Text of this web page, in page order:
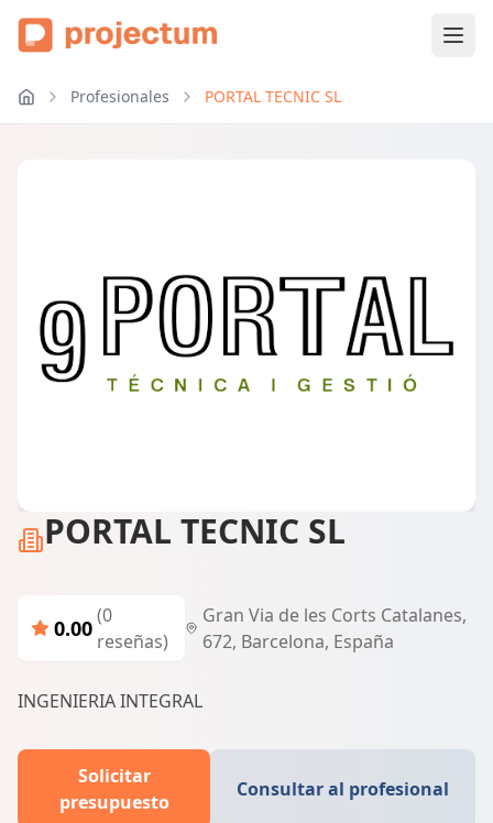
Profesionales PORTAL TECNIC SL
PORTAL TECNIC SL
0.00 (0
reseñas)
Gran Via de les Corts Catalanes,
672, Barcelona, España
INGENIERIA INTEGRAL
Solicitar
presupuesto
Consultar al profesional